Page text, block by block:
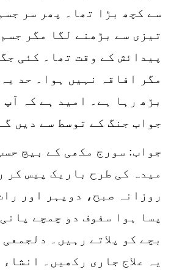
سے کچھ بڑا تھا۔ پھر سر
تیزی سے بڑھنے لگا مگر
پیدائش کے وقت تھا۔ کئی
مگر افاقہ نہیں ہوا۔ حد
بڑھ رہا ہے۔ امید ہے کہ آپ
جواب جنگ کے توسط سے دیں
جواب: سورج مکھی کے بیج
میدہ کی طرح باریک پیس کر
روزانہ صبح، دوپہر اور
پسا ہوا سفوف دو چمچے
بچے کو پلاتے رہیں۔
یہ علاج جاری رکھیں۔